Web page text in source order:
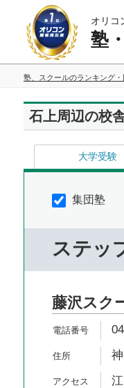
オリコ
塾
塾、スクールのランキング・
石上周辺の校
大学受験
集団塾
ステッ
藤沢スク